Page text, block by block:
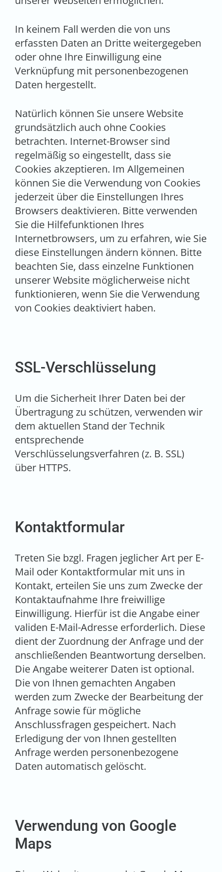
In keinem Fall werden die von uns
erfassten Daten an Dritte weitergegeben
oder ohne Ihre Einwilligung eine
Verknüpfung mit personenbezogenen
Daten hergestellt.
Natürlich können Sie unsere Website
grundsätzlich auch ohne Cookies
betrachten. Internet-Browser sind
regelmäßig so eingestellt, dass sie
Cookies akzeptieren. Im Allgemeinen
können Sie die Verwendung von Cookies
jederzeit über die Einstellungen Ihres
Browsers deaktivieren. Bitte verwenden
Sie die Hilfefunktionen Ihres
Internetbrowsers, um zu erfahren, wie Sie
diese Einstellungen ändern können. Bitte
beachten Sie, dass einzelne Funktionen
unserer Website möglicherweise nicht
funktionieren, wenn Sie die Verwendung
von Cookies deaktiviert haben.
SSL-Verschlüsselung
Um die Sicherheit Ihrer Daten bei der
Übertragung zu schützen, verwenden wir
dem aktuellen Stand der Technik
entsprechende
Verschlüsselungsverfahren (z. B. SSL)
über HTTPS.
Kontaktformular
Treten Sie bzgl. Fragen jeglicher Art per E-
Mail oder Kontaktformular mit uns in
Kontakt, erteilen Sie uns zum Zwecke der
Kontaktaufnahme Ihre freiwillige
Einwilligung. Hierfür ist die Angabe einer
validen E-Mail-Adresse erforderlich. Diese
dient der Zuordnung der Anfrage und der
anschließenden Beantwortung derselben.
Die Angabe weiterer Daten ist optional.
Die von Ihnen gemachten Angaben
werden zum Zwecke der Bearbeitung der
Anfrage sowie für mögliche
Anschlussfragen gespeichert. Nach
Erledigung der von Ihnen gestellten
Anfrage werden personenbezogene
Daten automatisch gelöscht.
Verwendung von Google
Maps